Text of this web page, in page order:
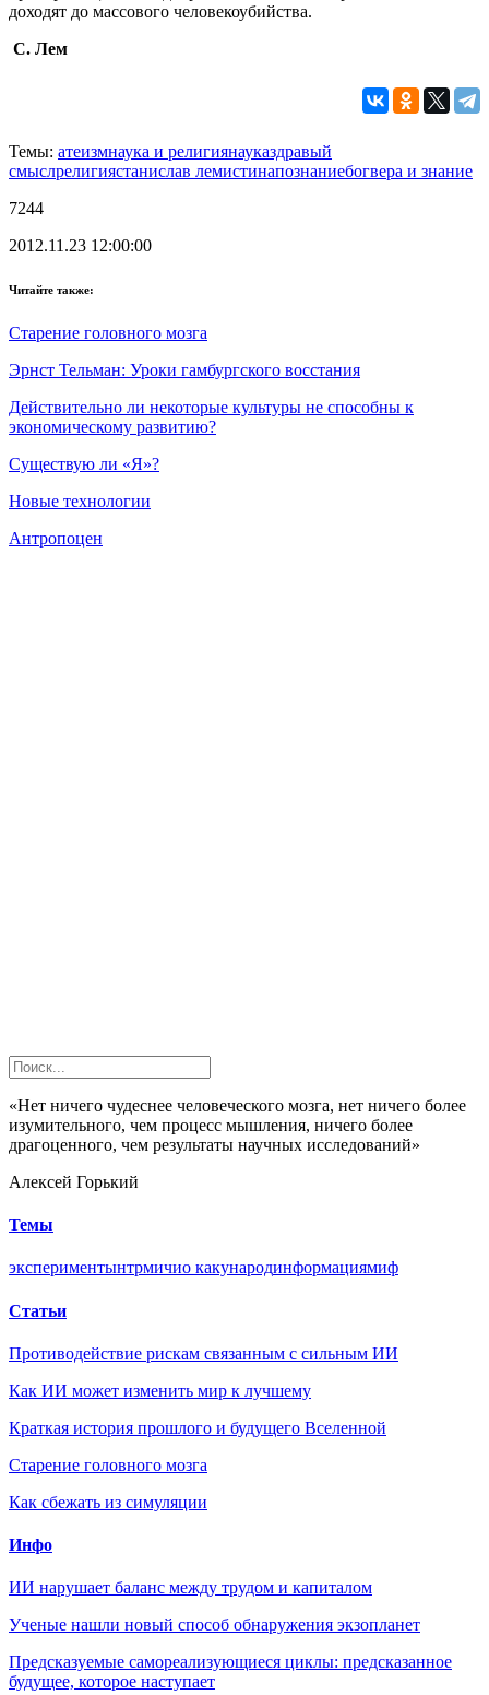
доходят до массового человекоубийства.
С. Лем
Темы: атеизмнаука и религиянауказдравый
смыслрелигиястанислав лемистинапознаниебогвера и знание
7244
2012.11.23 12:00:00
Читайте также:
Старение головного мозга
Эрнст Тельман: Уроки гамбургского восстания
Действительно ли некоторые культуры не способны к
экономическому развитию?
Существую ли «Я»?
Новые технологии
Антропоцен
«Нет ничего чудеснее человеческого мозга, нет ничего более
изумительного, чем процесс мышления, ничего более
драгоценного, чем результаты научных исследований»
Алексей Горький
Темы
экспериментынтрмичио какународинформациямиф
Статьи
Противодействие рискам связанным с сильным ИИ
Как ИИ может изменить мир к лучшему
Краткая история прошлого и будущего Вселенной
Старение головного мозга
Как сбежать из симуляции
Инфо
ИИ нарушает баланс между трудом и капиталом
Ученые нашли новый способ обнаружения экзопланет
Предсказуемые самореализующиеся циклы: предсказанное
будущее, которое наступает